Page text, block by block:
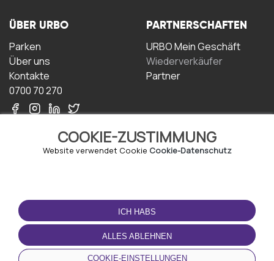
COOKIE-ZUSTIMMUNG
Website verwendet Cookie Cookie-Datenschutz
ICH HABS
ALLES ABLEHNEN
COOKIE-EINSTELLUNGEN
ÜBER URBO
Parken
Über uns
Kontakte
0700 70 270
PARTNERSCHAFTEN
URBO Mein Geschäft
Wiederverkäufer
Partner
NUTZUNGSBEDINGUNGEN
Geschäftsbedingungen
Datenschutz-
Bestimmungen
Cookie-Richtlinie
LADEN SIE DIE APP
HERUNTER